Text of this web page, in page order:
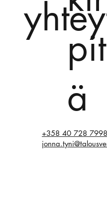
ä
+358 40 728 7998